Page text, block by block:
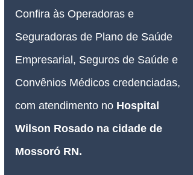
Confira às Operadoras e
Seguradoras de Plano de Saúde
Empresarial, Seguros de Saúde e
Convênios Médicos credenciadas,
com atendimento no Hospital
Wilson Rosado na cidade de
Mossoró RN.